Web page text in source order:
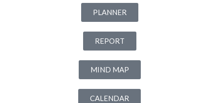
PLANNER
REPORT
MIND MAP
CALENDAR